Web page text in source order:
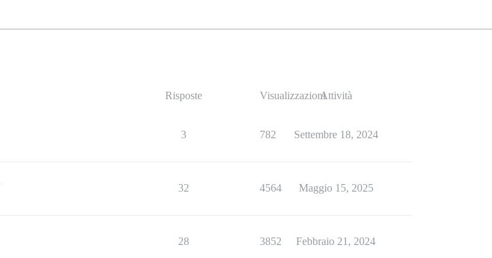
Risposte VisualizzazioniAttività
3 782 Settembre 18, 2024
32 4564 Maggio 15, 2025
28 3852 Febbraio 21, 2024